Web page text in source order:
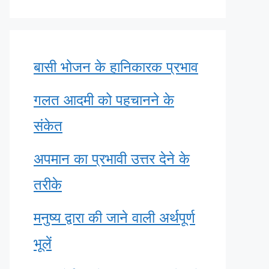
बासी भोजन के हानिकारक प्रभाव
गलत आदमी को पहचानने के
संकेत
अपमान का प्रभावी उत्तर देने के
तरीके
मनुष्य द्वारा की जाने वाली अर्थपूर्ण
भूलें